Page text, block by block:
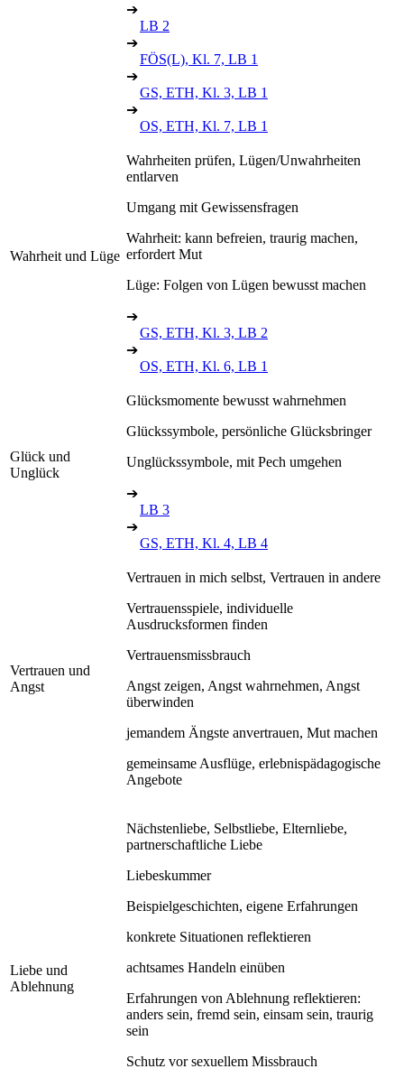
➔
LB 2
➔
FÖS(L), Kl. 7, LB 1
➔
GS, ETH, Kl. 3, LB 1
➔
OS, ETH, Kl. 7, LB 1
Wahrheit und Lüge
Wahrheiten prüfen, Lügen/Unwahrheiten
entlarven
Umgang mit Gewissensfragen
Wahrheit: kann befreien, traurig machen,
erfordert Mut
Lüge: Folgen von Lügen bewusst machen
➔
GS, ETH, Kl. 3, LB 2
➔
OS, ETH, Kl. 6, LB 1
Glück und
Unglück
Glücksmomente bewusst wahrnehmen
Glückssymbole, persönliche Glücksbringer
Unglückssymbole, mit Pech umgehen
➔
LB 3
➔
GS, ETH, Kl. 4, LB 4
Vertrauen und
Angst
Vertrauen in mich selbst, Vertrauen in andere
Vertrauensspiele, individuelle
Ausdrucksformen finden
Vertrauensmissbrauch
Angst zeigen, Angst wahrnehmen, Angst
überwinden
jemandem Ängste anvertrauen, Mut machen
gemeinsame Ausflüge, erlebnispädagogische
Angebote
Liebe und
Ablehnung
Nächstenliebe, Selbstliebe, Elternliebe,
partnerschaftliche Liebe
Liebeskummer
Beispielgeschichten, eigene Erfahrungen
konkrete Situationen reflektieren
achtsames Handeln einüben
Erfahrungen von Ablehnung reflektieren:
anders sein, fremd sein, einsam sein, traurig
sein
Schutz vor sexuellem Missbrauch